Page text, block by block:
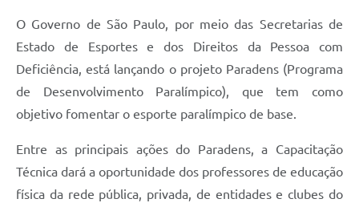
O Governo de São Paulo, por meio das Secretarias de
Estado de Esportes e dos Direitos da Pessoa com
Deficiência, está lançando o projeto Paradens (Programa
de Desenvolvimento Paralímpico), que tem como
objetivo fomentar o esporte paralímpico de base.
Entre as principais ações do Paradens, a Capacitação
Técnica dará a oportunidade dos professores de educação
física da rede pública, privada, de entidades e clubes do